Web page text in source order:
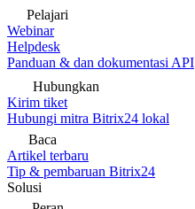
Pelajari
Webinar
Helpdesk
Panduan & dan dokumentasi API
Hubungkan
Kirim tiket
Hubungi mitra Bitrix24 lokal
Baca
Artikel terbaru
Tip & pembaruan Bitrix24
Solusi